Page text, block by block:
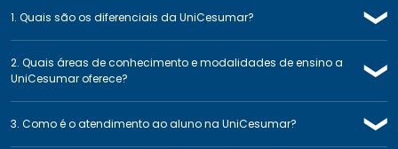
1. Quais são os diferenciais da UniCesumar? ❯
2. Quais áreas de conhecimento e modalidades de ensino a
UniCesumar oferece?
❯
3. Como é o atendimento ao aluno na UniCesumar? ❯